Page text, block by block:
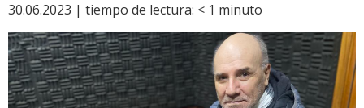
30.06.2023 | tiempo de lectura: < 1 minuto